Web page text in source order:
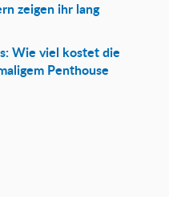
zeigen ihr lang
Wie viel kostet die
Penthouse